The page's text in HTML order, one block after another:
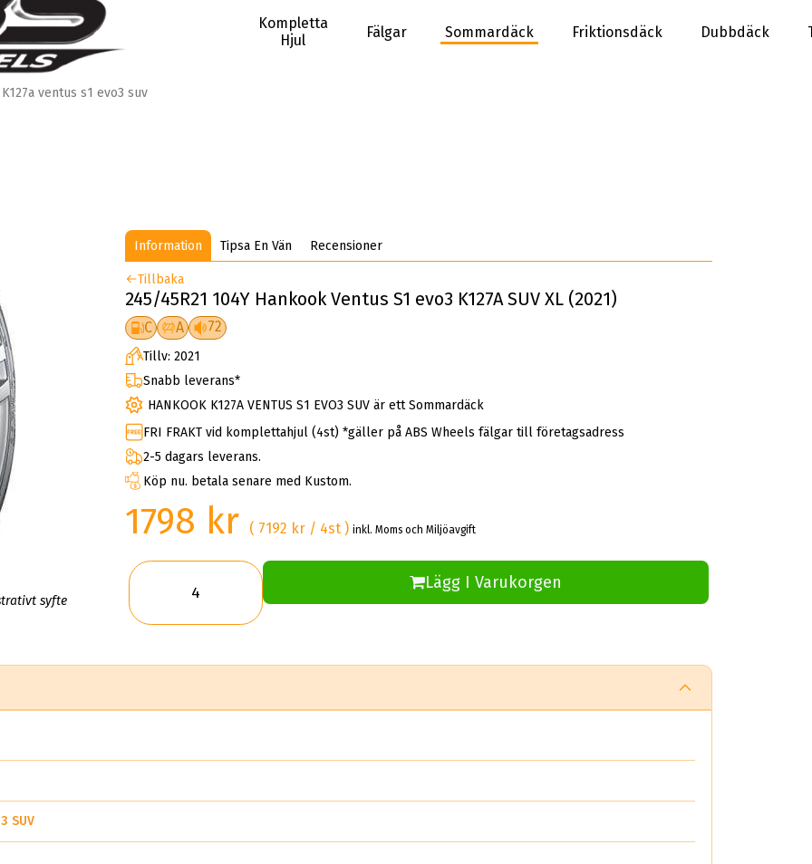
Kompletta
Hjul
Fälgar Sommardäck Friktionsdäck Dubbdäck
K127a ventus s1 evo3 suv
syfte
Information Tipsa En Vän Recensioner
Tillbaka
245/45R21 104Y Hankook Ventus S1 evo3 K127A SUV XL (2021)
C A 72
Tillv: 2021
Snabb leverans*
HANKOOK K127A VENTUS S1 EVO3 SUV är ett Sommardäck
FRI FRAKT vid komplettahjul (4st) *gäller på ABS Wheels fälgar till företagsadress
2-5 dagars leverans.
Köp nu. betala senare med Kustom.
1798 kr ( 7192 kr / 4st )inkl. Moms och Miljöavgift
Lägg I Varukorgen
SUV